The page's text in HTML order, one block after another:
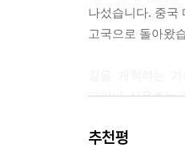
나섰습니다. 중국
고국으로 돌아왔
그러나 신용호는
인간의 한계를 극
추천평